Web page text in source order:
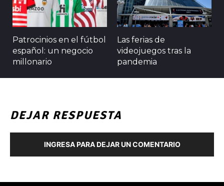
Patrocinios en el fútbol
español: un negocio
millonario
Las ferias de
videojuegos tras la
pandemia
DEJAR RESPUESTA
INGRESA PARA DEJAR UN COMENTARIO